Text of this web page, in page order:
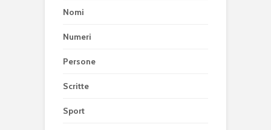
Nomi
Numeri
Persone
Scritte
Sport